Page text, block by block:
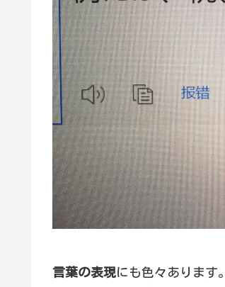
言葉の表現にも色々あります。